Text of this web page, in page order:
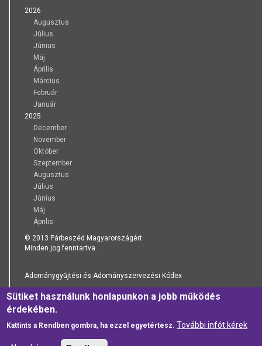
2026
Augusztus
Július
Június
Máj
Április
Március
Február
Január
2025
December
November
Október
Szeptember
Augusztus
Július
Június
Máj
Április
© 2013 Párbeszéd Magyarországért
Minden jog fenntartva.
Adománygyűjtési és Adományszervezési Kódex
Sütiket használunk honlapunkon a jobb működés
érdekében.
Kattints a Rendben gombra, ha ezzel egyetértesz. További infót kérek